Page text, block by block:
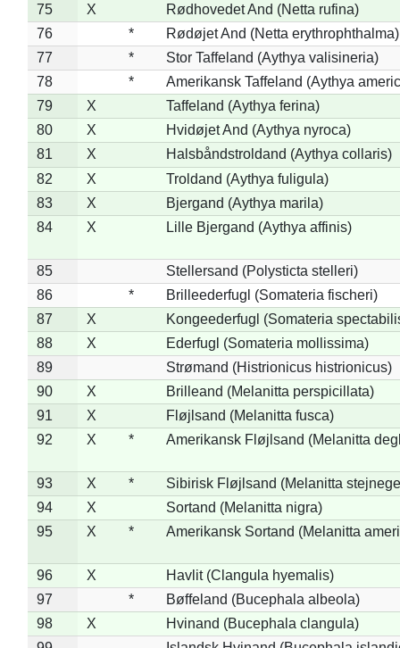
75
X
Rødhovedet And (Netta rufina)
76
*
Rødøjet And (Netta erythrophthalma)
77
*
Stor Taffeland (Aythya valisineria)
78
*
Amerikansk Taffeland (Aythya
79
X
Taffeland (Aythya ferina)
80
X
Hvidøjet And (Aythya nyroca)
81
X
Halsbåndstroldand (Aythya collaris)
82
X
Troldand (Aythya fuligula)
83
X
Bjergand (Aythya marila)
84
X Lille Bjergand (Aythya affinis)
85
Stellersand (Polysticta stelleri)
86
*
Brilleederfugl (Somateria fischeri)
87
X
Kongeederfugl (Somateria
88
X
Ederfugl (Somateria mollissima)
89
Strømand (Histrionicus histrionicus)
90
X
Brilleand (Melanitta perspicillata)
91
X
Fløjlsand (Melanitta fusca)
92
X * Amerikansk Fløjlsand (Melanitta
93 X *
Sibirisk Fløjlsand (Melanitta
94
X
Sortand (Melanitta nigra)
95
X * Amerikansk Sortand (Melanitta
96 X
Havlit (Clangula hyemalis)
97
*
Bøffeland (Bucephala albeola)
98
X
Hvinand (Bucephala clangula)